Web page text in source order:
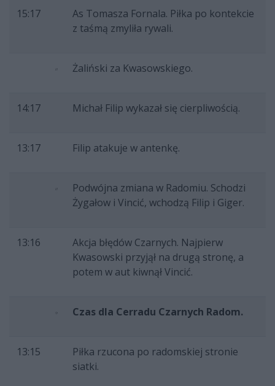
15:17
As Tomasza Fornala. Piłka po kontekcie
z taśmą zmyliła rywali.
Żaliński za Kwasowskiego.
14:17 Michał Filip wykazał się cierpliwością.
13:17 Filip atakuje w antenkę.
Podwójna zmiana w Radomiu. Schodzi
Żygałow i Vincić, wchodzą Filip i Giger.
13:16
Akcja błędów Czarnych. Najpierw
Kwasowski przyjął na drugą stronę, a
potem w aut kiwnął Vincić.
Czas dla Cerradu Czarnych Radom.
13:15
Piłka rzucona po radomskiej stronie
siatki.